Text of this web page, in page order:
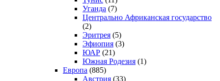
Уганда (7)
Центрально Африканская государство
(2)
Эритрея (5)
Эфиопия (3)
ЮАР (21)
Южная Родезия (1)
Европа (885)
Австрия (33)